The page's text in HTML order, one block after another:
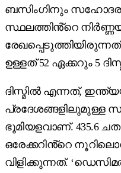
ബസിംഗിനും
സ്ഥലത്തിൻ്റെ
രേഖപ്പെടുത്തിയിരുന്നത്.
ഉള്ളത് 52 ഏക്കറും 5
ദിസ്മിൽ എന്നത്,
പ്രദേശങ്ങളിലുമുള്ള
ഭൂമിയളവാണ്. 435.6
ഒരേക്കറിൻ്റെ
വിളിക്കുന്നത്.